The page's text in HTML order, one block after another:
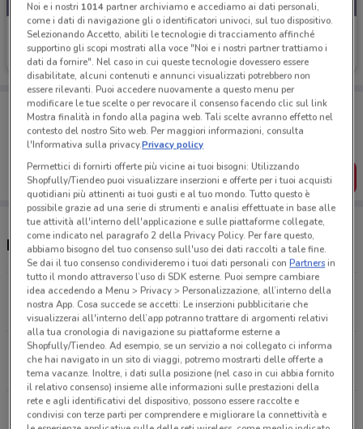
Crédit Agricole
Scade il 30/10
Porta DoveConviene sempre con te!
Puoi trovare le migliori offerte dei negozi vicino a te,
salvarle e creare la tua lista del risparmio, comodamente
dal tuo cellulare.
SCARICA L’APP
Negozi Crédit Agricole a Collegno
Piazza Principe Eugenio, 5/B Rivoli
4 km
CHIUSO
Corso Francia, 312/A Torino
4 km
CHIUSO
Corso Monte Cucco, 108 Torino
Noi e i nostri 1014partner archiviamo e accediamo ai dati personali,
come i dati di navigazione gli o identificatori univoci, sul tuo dispositivo.
Selezionando Accetto, abiliti le tecnologie di tracciamento affinché
supportino gli scopi mostrati alla voce "Noi e i nostri partner trattiamo i
dati da fornire". Nel caso in cui queste tecnologie dovessero essere
disabilitate, alcuni contenuti e annunci visualizzati potrebbero non
essere rilevanti. Puoi accedere nuovamente a questo menu per
modificare le tue scelte o per revocare il consenso facendo clic sul link
Mostra finalità in fondo alla pagina web. Tali scelte avranno effetto nel
contesto del nostro Sito web. Per maggiori informazioni, consulta
l'Informativa sulla privacy.Privacy policy
Permettici di fornirti offerte più vicine ai tuoi bisogni: Utilizzando
Shopfully/Tiendeo puoi visualizzare inserzioni e offerte per i tuoi acquisti
quotidiani più attinenti ai tuoi gusti e al tuo mondo. Tutto questo è
possibile grazie ad una serie di strumenti e analisi effettuate in base alle
tue attività all'interno dell'applicazione e sulle piattaforme collegate,
come indicato nel paragrafo 2 della Privacy Policy. Per fare questo,
abbiamo bisogno del tuo consenso sull'uso dei dati raccolti a tale fine.
Se dai il tuo consenso condivideremo i tuoi dati personali conPartnersin
tutto il mondo attraverso l’uso di SDK esterne. Puoi sempre cambiare
idea accedendo a Menu > Privacy > Personalizzazione, all’interno della
nostra App. Cosa succede se accetti: Le inserzioni pubblicitarie che
visualizzerai all'interno dell’app potranno trattare di argomenti relativi
alla tua cronologia di navigazione su piattaforme esterne a
Shopfully/Tiendeo. Ad esempio, se un servizio a noi collegato ci informa
che hai navigato in un sito di viaggi, potremo mostrarti delle offerte a
tema vacanze. Inoltre, i dati sulla posizione (nel caso in cui abbia fornito
il relativo consenso) insieme alle informazioni sulle prestazioni della
rete e agli identificativi del dispositivo, possono essere raccolte e
condivisi con terze parti per comprendere e migliorare la connettività e